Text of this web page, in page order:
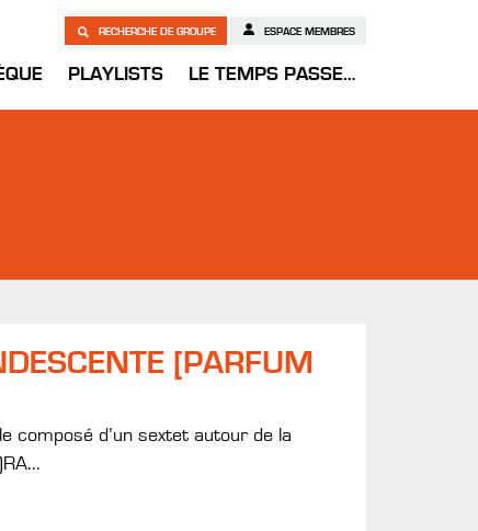
PLAYLISTS LE TEMPS PASSE…
RECHERCHE DE GROUPE ESPACE MEMBRES
[PARFUM
composé d’un sextet autour de la